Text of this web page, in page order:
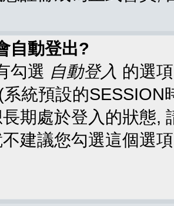
自動登出?
勾選 自動登入 的選
統預設的
期處於登入的狀態,
建議您勾選這個選